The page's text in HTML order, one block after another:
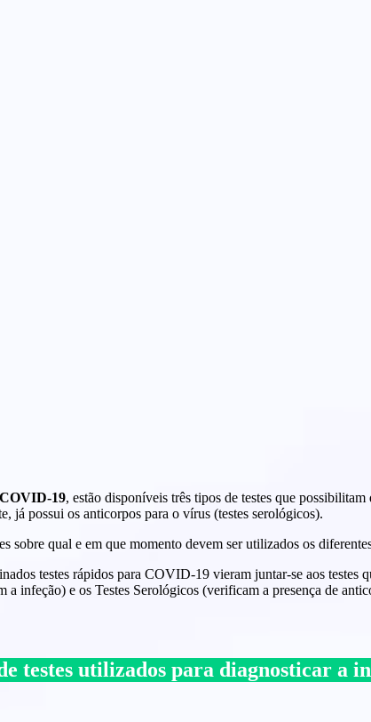
COVID-19, estão disponíveis três tipos de testes que
já possui os anticorpos para o vírus (testes serológicos).
sobre qual e em que momento devem ser utilizados os
testes rápidos para COVID-19 vieram juntar-se aos
a infeção) e os Testes Serológicos (verificam a presença de
testes utilizados para diagnosticar a